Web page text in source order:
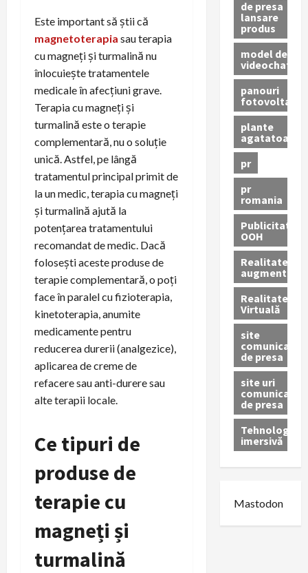
Este important să știi că
magnetoterapia sau terapia
cu magneți și turmalină nu
înlocuiește tratamentele
medicale în afecțiuni grave.
Terapia cu magneți și
turmalină este o terapie
complementară, nu o soluție
unică. Astfel, pe lângă
tratamentul principal primit de
la un medic, terapia cu magneți
și turmalină ajută la
potențarea tratamentului
recomandat de medic. Dacă
folosești aceste produse de
terapie complementară, o poți
face în paralel cu fizioterapia,
kinetoterapia, anumite
medicamente pentru
reducerea durerii (analgezice),
aplicarea de creme de
refacere sau anti-durere sau
alte terapii locale.
Ce tipuri de
produse de
terapie cu
magneți și
turmalină
de presa
lansare
produs
model de
videochat
panouri
fotovoltaice
plante
agatatoare
pr
pr
romania
Publicitate
OOH
Realitatea
augmentată
Realitatea
Virtuală
site
comunicate
de presa
site uri
comunicate
de presa
Tehnologie
imersivă
Mastodon